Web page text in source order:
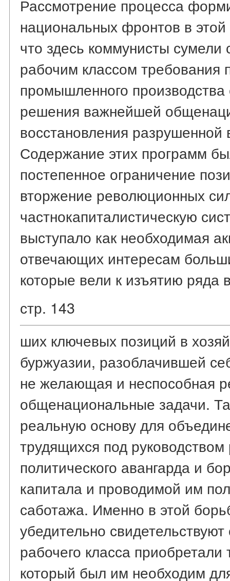
Рассмотрение процесса
национальных фронтов в этой
что здесь коммунисты сумели
рабочим классом требования
промышленного
решения важнейшей
восстановления разрушенной
Содержание этих программ
постепенное ограничение
вторжение революционных
частнокапиталистическую
выступало как необходимая
отвечающих интересам
которые вели к изъятию ряда
стр. 143
ших ключевых позиций в
буржуазии, разоблачившей
не желающая и неспособная
общенациональные задачи.
реальную основу для
трудящихся под руководством
политического авангарда и
капитала и проводимой им
саботажа. Именно в этой
убедительно
рабочего класса приобретали
который был им необходим